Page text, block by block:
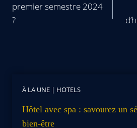
premier semestre 2024
?
À LA UNE | HOTELS
Hôtel avec spa : savourez un
bien-être